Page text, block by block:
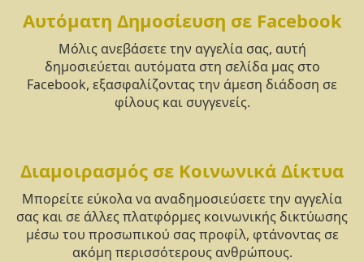
Αυτόματη Δημοσίευση σε Facebook
Μόλις ανεβάσετε την αγγελία σας, αυτή
δημοσιεύεται αυτόματα στη σελίδα μας στο
Facebook, εξασφαλίζοντας την άμεση διάδοση σε
φίλους και συγγενείς.
Διαμοιρασμός σε Κοινωνικά Δίκτυα
Μπορείτε εύκολα να αναδημοσιεύσετε την αγγελία
σας και σε άλλες πλατφόρμες κοινωνικής δικτύωσης
μέσω του προσωπικού σας προφίλ, φτάνοντας σε
ακόμη περισσότερους ανθρώπους.